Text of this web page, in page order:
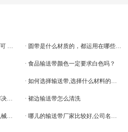
· PVC周报（5.13-5.17）：走势尚可 PVC市场高位震 · 圆带是什么材质的，都运用在哪些行业？
· 食品输送带颜色一定要求白色吗？
· 如何选择输送带,选择什么材料的比较好?
· 输送带断开是寿命到了？五招解决传送带断裂问题。 · 裙边输送带怎么清洗
· 浙江理条机，小皮带输送茶叶机械输送带案例 · 哪儿的输送带厂家比较好,公司名称是什么?